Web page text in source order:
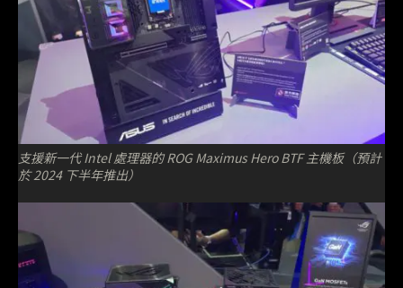
支援新一代 Intel 處理器的 ROG Maximus Hero BTF 主機板（預計
於 2024 下半年推出）